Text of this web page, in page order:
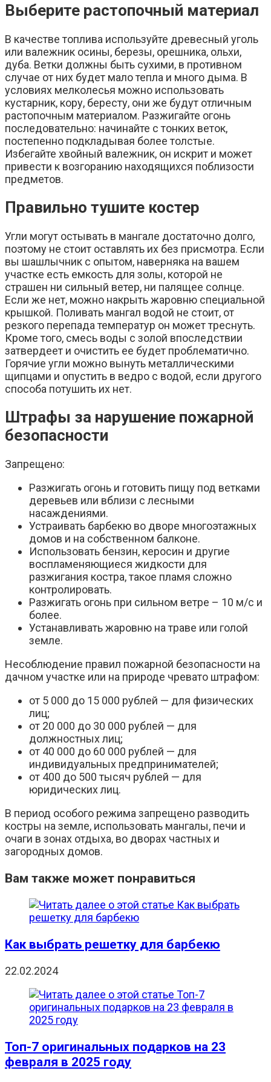
Выберите растопочный материал
В качестве топлива используйте древесный уголь
или валежник осины, березы, орешника, ольхи,
дуба. Ветки должны быть сухими, в противном
случае от них будет мало тепла и много дыма. В
условиях мелколесья можно использовать
кустарник, кору, бересту, они же будут отличным
растопочным материалом. Разжигайте огонь
последовательно: начинайте с тонких веток,
постепенно подкладывая более толстые.
Избегайте хвойный валежник, он искрит и может
привести к возгоранию находящихся поблизости
предметов.
Правильно тушите костер
Угли могут остывать в мангале достаточно долго,
поэтому не стоит оставлять их без присмотра. Если
вы шашлычник с опытом, наверняка на вашем
участке есть емкость для золы, которой не
страшен ни сильный ветер, ни палящее солнце.
Если же нет, можно накрыть жаровню специальной
крышкой. Поливать мангал водой не стоит, от
резкого перепада температур он может треснуть.
Кроме того, смесь воды с золой впоследствии
затвердеет и очистить ее будет проблематично.
Горячие угли можно вынуть металлическими
щипцами и опустить в ведро с водой, если другого
способа потушить их нет.
Штрафы за нарушение пожарной
безопасности
Запрещено:
Разжигать огонь и готовить пищу под ветками
деревьев или вблизи с лесными
насаждениями.
Устраивать барбекю во дворе многоэтажных
домов и на собственном балконе.
Использовать бензин, керосин и другие
воспламеняющиеся жидкости для
разжигания костра, такое пламя сложно
контролировать.
Разжигать огонь при сильном ветре – 10 м/с и
более.
Устанавливать жаровню на траве или голой
земле.
Несоблюдение правил пожарной безопасности на
дачном участке или на природе чревато штрафом:
от 5 000 до 15 000 рублей — для физических
лиц;
от 20 000 до 30 000 рублей — для
должностных лиц;
от 40 000 до 60 000 рублей — для
индивидуальных предпринимателей;
от 400 до 500 тысяч рублей — для
юридических лиц.
В период особого режима запрещено разводить
костры на земле, использовать мангалы, печи и
очаги в зонах отдыха, во дворах частных и
загородных домов.
Вам также может понравиться
Как выбрать решетку для барбекю
22.02.2024
Топ-7 оригинальных подарков на 23
февраля в 2025 году